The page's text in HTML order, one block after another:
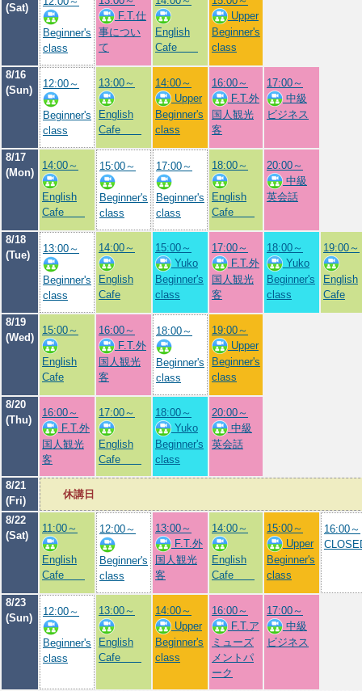
(Sat)
Beginner's
class
F.T.仕
事につい
て
English
Cafe
Upper
Beginner's
class
8/16
(Sun)
12:00～
Beginner's
class
13:00～
English
Cafe
14:00～
Upper
Beginner's
class
16:00～
F.T.外
国人観光
客
17:00～
中級
ビジネス
8/17
(Mon)
14:00～
English
Cafe
15:00～
Beginner's
class
17:00～
Beginner's
class
18:00～
English
Cafe
20:00～
中級
英会話
8/18
(Tue)
13:00～
Beginner's
class
14:00～
English
Cafe
15:00～
Yuko
Beginner's
class
17:00～
F.T.外
国人観光
客
18:00～
Yuko
Beginner's
class
19:00～
English
Cafe
8/19
(Wed)
15:00～
English
Cafe
16:00～
F.T.外
国人観光
客
18:00～
Beginner's
class
19:00～
Upper
Beginner's
class
8/20
(Thu)
16:00～
F.T.外
国人観光
客
17:00～
English
Cafe
18:00～
Yuko
Beginner's
class
20:00～
中級
英会話
8/21
(Fri)
休講日
8/22
(Sat)
11:00～
English
Cafe
12:00～
Beginner's
class
13:00～
F.T.外
国人観光
客
14:00～
English
Cafe
15:00～
Upper
Beginner's
class
16:00～
8/23
(Sun)
12:00～
Beginner's
class
13:00～
English
Cafe
14:00～
Upper
Beginner's
class
16:00～
F.T.ア
ミューズ
メントパ
ーク
17:00～
中級
ビジネス